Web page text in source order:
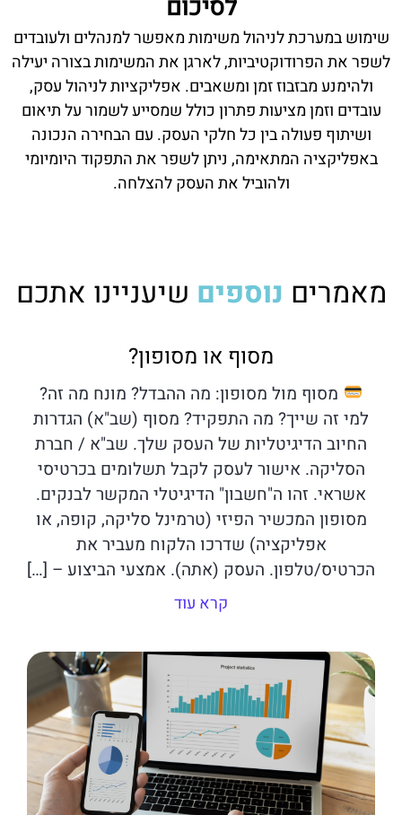
לסיכום
שימוש במערכת לניהול משימות מאפשר למנהלים ולעובדים
לשפר את הפרודוקטיביות, לארגן את המשימות בצורה יעילה
ולהימנע מבזבוז זמן ומשאבים. אפליקציות לניהול עסק,
עובדים וזמן מציעות פתרון כולל שמסייע לשמור על תיאום
ושיתוף פעולה בין כל חלקי העסק. עם הבחירה הנכונה
באפליקציה המתאימה, ניתן לשפר את התפקוד היומיומי
ולהוביל את העסק להצלחה.
מאמרים נוספים שיעניינו אתכם
מסוף או מסופון?
מסוף מול מסופון: מה ההבדל? מונח מה זה?
למי זה שייך? מה התפקיד? מסוף (שב"א) הגדרות
החיוב הדיגיטליות של העסק שלך. שב"א / חברת
הסליקה. אישור לעסק לקבל תשלומים בכרטיסי
אשראי. זהו ה"חשבון" הדיגיטלי המקשר לבנקים.
מסופון המכשיר הפיזי (טרמינל סליקה, קופה, או
אפליקציה) שדרכו הלקוח מעביר את
הכרטיס/טלפון. העסק (אתה). אמצעי הביצוע – […]
קרא עוד